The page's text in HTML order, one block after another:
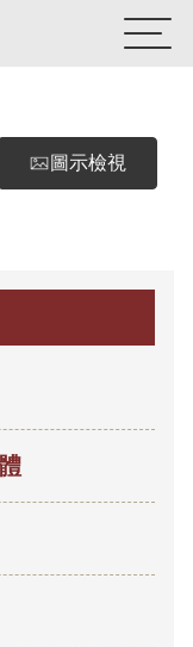
件
安康接待室
圖示檢視